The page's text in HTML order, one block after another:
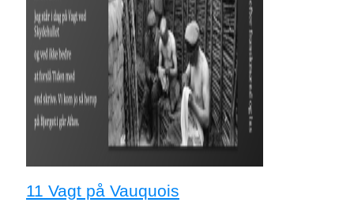
11 Vagt på Vauquois